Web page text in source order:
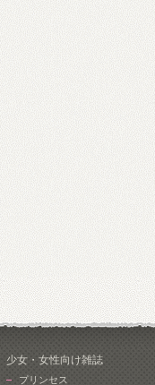
少女・女性向け雑誌
プリンセス